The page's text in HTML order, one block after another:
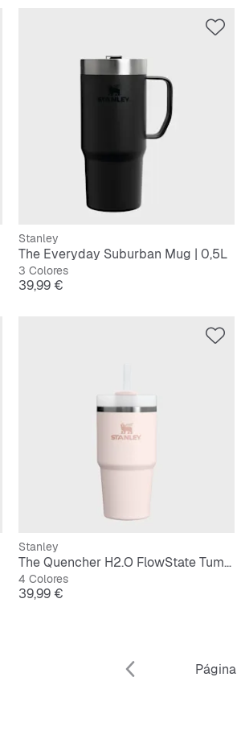
Stanley
The Everyday Suburban Mug | 0,5L
3 Colores
Precio
39,99 €
Stanley
The Quencher H2.O FlowState Tumbler | 0,6L
4 Colores
Precio
39,99 €
Página